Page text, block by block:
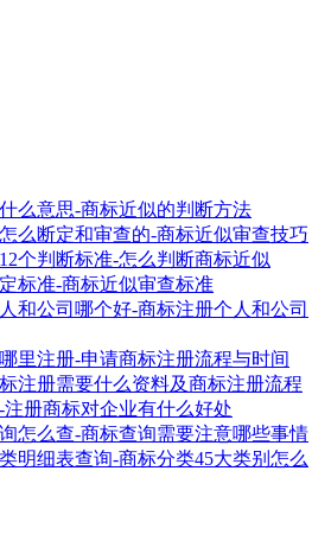
么意思-商标近似的判断方法
么断定和审查的-商标近似审查技巧
个判断标准-怎么判断商标近似
标准-商标近似审查标准
和公司哪个好-商标注册个人和公司
里注册-申请商标注册流程与时间
注册需要什么资料及商标注册流程
册商标对企业有什么好处
怎么查-商标查询需要注意哪些事情
明细表查询-商标分类45大类别怎么